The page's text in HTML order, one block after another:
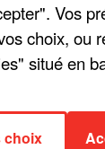
Vos
choix, ou
situé en
choix